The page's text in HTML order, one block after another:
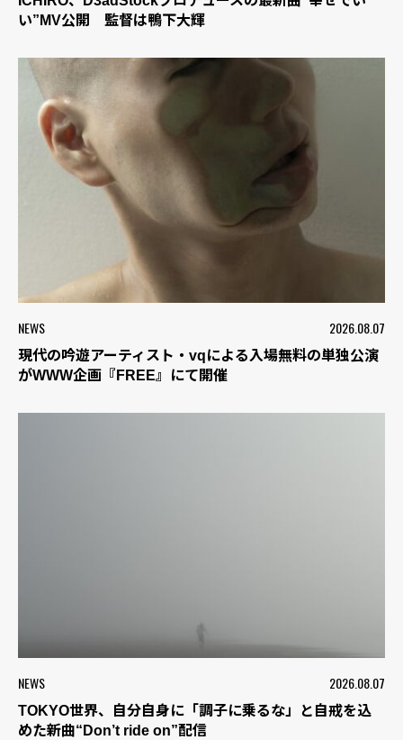
い”MV公開 監督は鴨下大輝
NEWS 2026.08.07
現代の吟遊アーティスト・vqによる入場無料の単独公演
がWWW企画『FREE』にて開催
NEWS 2026.08.07
TOKYO世界、自分自身に「調子に乗るな」と自戒を込
めた新曲“Don’t ride on”配信